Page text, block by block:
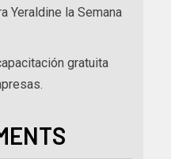
Yeraldine la Semana
gratuita